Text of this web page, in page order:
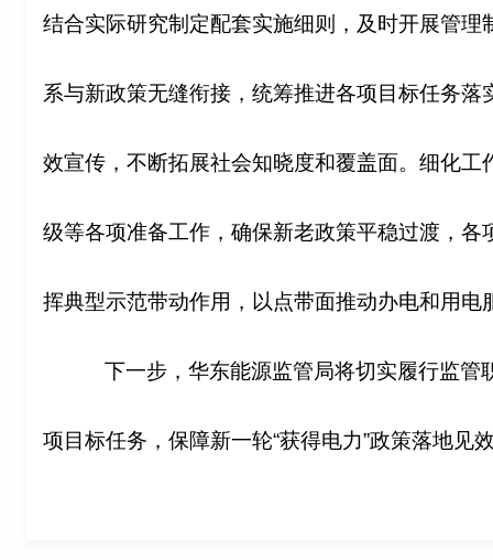
结合实际研究制定配套实施细则，及时开展管理
系与新政策无缝衔接，统筹推进各项目标任务
效宣传，不断拓展社会知晓度和覆盖面。细化工
级等各项准备工作，确保新老政策平稳过渡，各
挥典型示范带动作用，以点带面推动办电和用电
下一步，华东能源监管局将切实履行监管
项目标任务，保障新一轮“获得电力”政策落地见